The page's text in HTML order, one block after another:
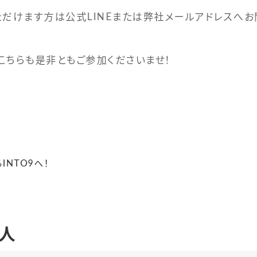
けます方は公式LINEまたは弊社メールアドレスへお
らも是非ともご参加くださいませ！
へ！